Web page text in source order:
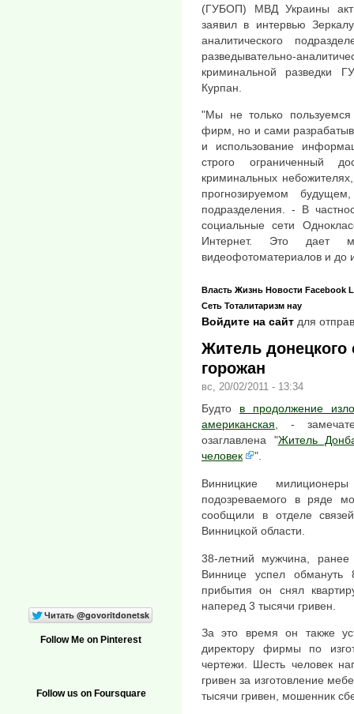
(ГУБОП) МВД Украины
заявил в интервью
аналитического
разведывательно-
криминальной разведки
Курпан.
"Мы не только
фирм, но и сами
и использование
строго ограниченный
криминальных
прогнозируемом
подразделения. - В
социальные сети
Интернет. Это дает
видеофотоматериалов и до
Власть Жизнь Новости Facebook
Сеть Тоталитаризм нау
Войдите на сайт для
Житель
горожан
вс, 20/02/2011 - 13:34
Будто в продолжение
американская , -
озаглавлена "Житель
человек
".
Винницкие
подозреваемого в ряде
сообщили в отделе
Винницкой области.
38-летний мужчина,
Виннице успел
прибытия он снял
наперед 3 тысячи гривен.
За это время он также
директору фирмы по
чертежи. Шесть человек
гривен за изготовление
тысячи гривен, мошенник
Follow Me on Pinterest
Follow us on Foursquare